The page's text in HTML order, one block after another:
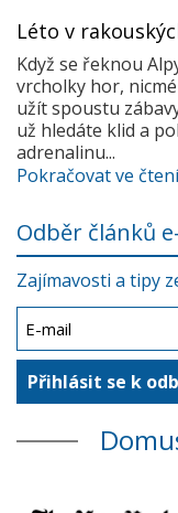
Léto v
Když se řeknou
vrcholky hor,
užít spoustu
už hledáte klid a
adrenalinu...
Pokračovat ve čtení
Odběr článků
Zajímavosti a tipy